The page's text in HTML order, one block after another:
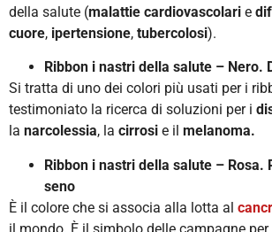
della salute (malattie cardiovascolari e
cuore, ipertensione, tubercolosi).
Ribbon i nastri della salute – Nero.
Si tratta di uno dei colori più usati per i
testimoniato la ricerca di soluzioni per i
la narcolessia, la cirrosi e il melanoma.
Ribbon i nastri della salute – Rosa.
seno
È il colore che si associa alla lotta al